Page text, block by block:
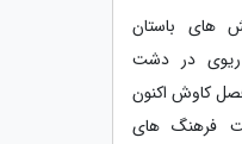
های باستان
ریوی در دشت
کاوش اکنون
فرهنگ های